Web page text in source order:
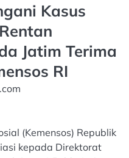
Kasus
Jatim Terima
RI
(Kemensos) Republik
kepada Direktorat